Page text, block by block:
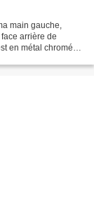
main gauche,
arrière de
en métal chromé et